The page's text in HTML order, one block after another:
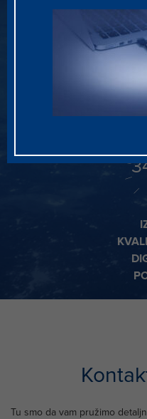
CENTRALNE
Tu smo da vam pružimo